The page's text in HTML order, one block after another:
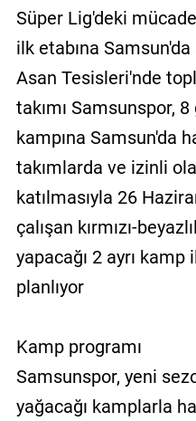
Kullanıcı
Sözleşmesi
Süper Lig'deki
ilk etabına
Asan Tesisleri'nde
takımı Samsunspor,
kampına Samsun'da
takımlarda ve izinli
katılmasıyla 26
çalışan kırmızı-
yapacağı 2 ayrı
planlıyor
Kamp programı
Samsunspor, yeni
yağacağı kamplarla